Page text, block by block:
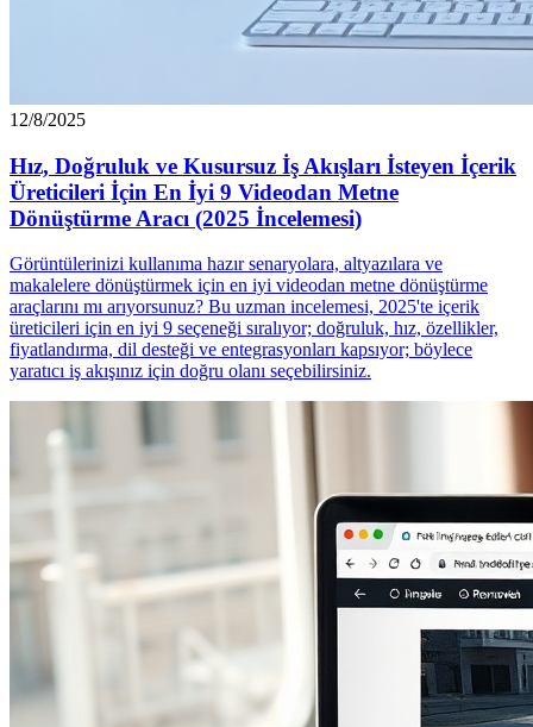
12/8/2025
Hız, Doğruluk ve Kusursuz İş Akışları İsteyen İçerik
Üreticileri İçin En İyi 9 Videodan Metne
Dönüştürme Aracı (2025 İncelemesi)
Görüntülerinizi kullanıma hazır senaryolara, altyazılara ve
makalelere dönüştürmek için en iyi videodan metne dönüştürme
araçlarını mı arıyorsunuz? Bu uzman incelemesi, 2025'te içerik
üreticileri için en iyi 9 seçeneği sıralıyor; doğruluk, hız, özellikler,
fiyatlandırma, dil desteği ve entegrasyonları kapsıyor; böylece
yaratıcı iş akışınız için doğru olanı seçebilirsiniz.